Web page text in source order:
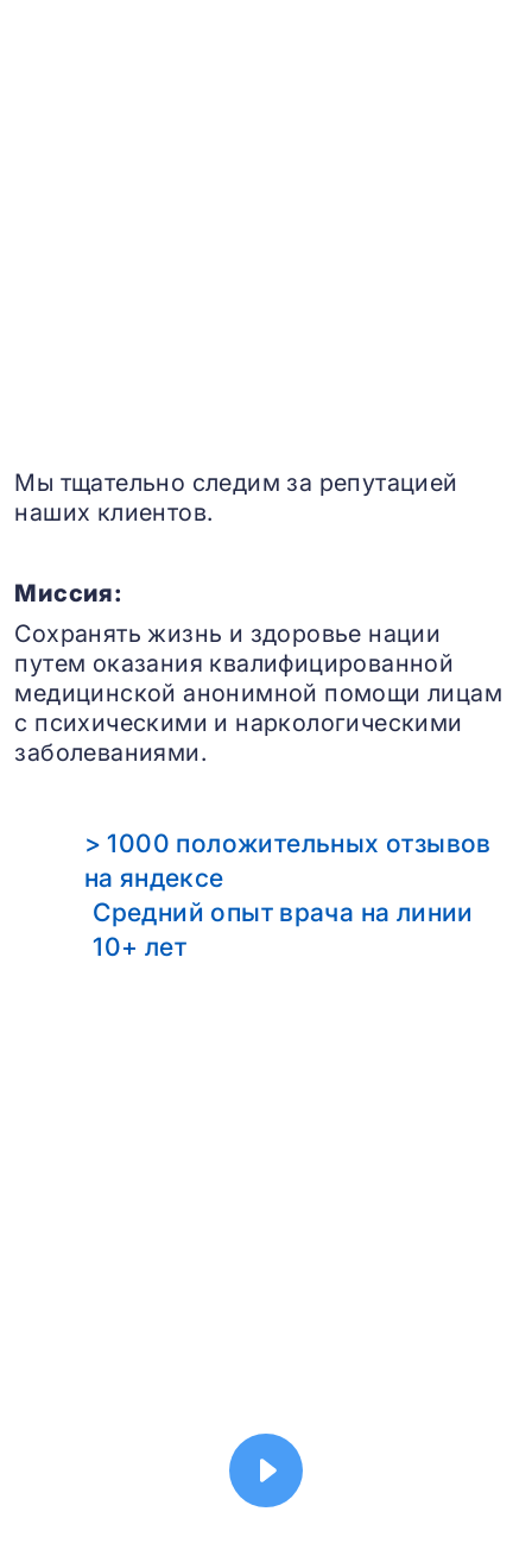
Мы тщательно следим за репутацией
наших клиентов.
Миссия:
Сохранять жизнь и здоровье нации
путем оказания квалифицированной
медицинской анонимной помощи лицам
с психическими и наркологическими
заболеваниями.
> 1000 положительных отзывов
на яндексе
Средний опыт врача на линии
10+ лет